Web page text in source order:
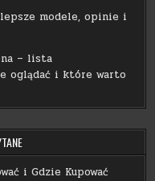
modele, opinie i
– lista
oglądać i które warto
i Gdzie Kupować